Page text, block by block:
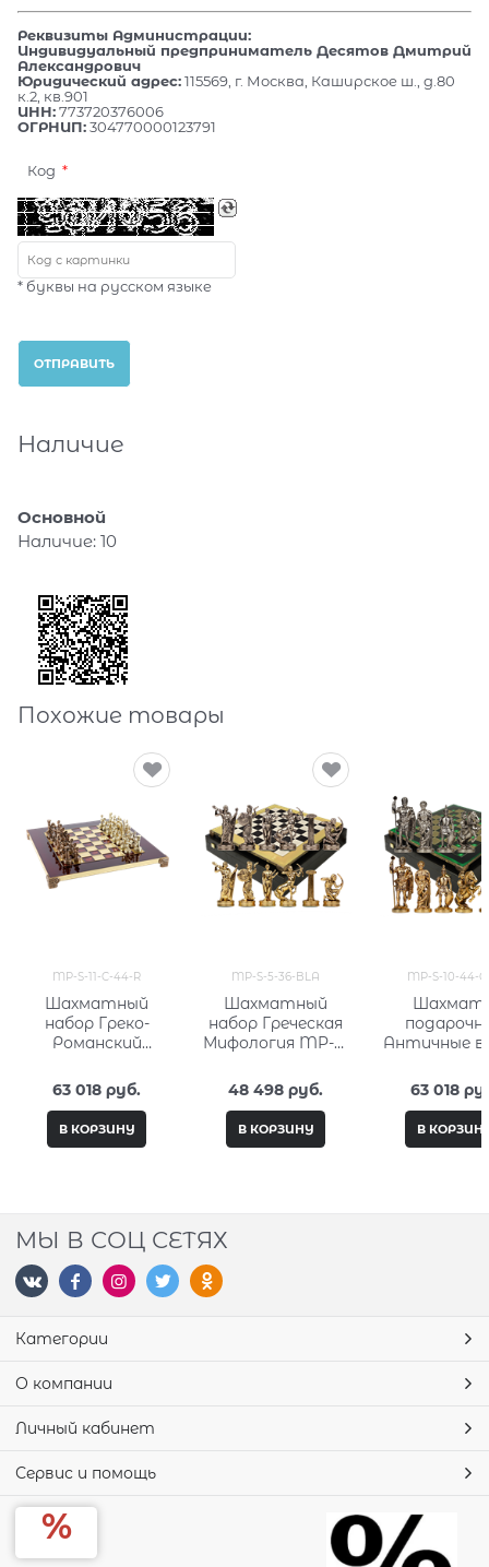
Реквизиты Администрации:
Индивидуальный предприниматель Десятов Дмитрий
Александрович
Юридический адрес:115569, г. Москва, Каширское ш., д.80
к.2, кв.901
ИНН:773720376006
ОГРНИП:304770000123791
Код
* буквы на русском языке
Наличие
Основной
Наличие: 10
Похожие товары
MP-S-11-C-44-R
Шахматный
набор Греко-
Романский
44-R
63 018 руб.
В КОРЗИНУ
MP-S-5-36-BLA
Шахматный
набор Греческая
Мифология MP-S-
48 498 руб.
В КОРЗИНУ
MP-S-10-44-
Античные
63 018
В
МЫ В СОЦ СЕТЯХ
Категории
О компании
Личный кабинет
Сервис и помощь